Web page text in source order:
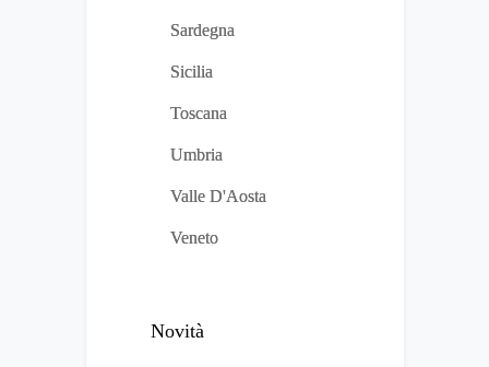
Sardegna
Sicilia
Toscana
Umbria
Valle D'Aosta
Veneto
Novità